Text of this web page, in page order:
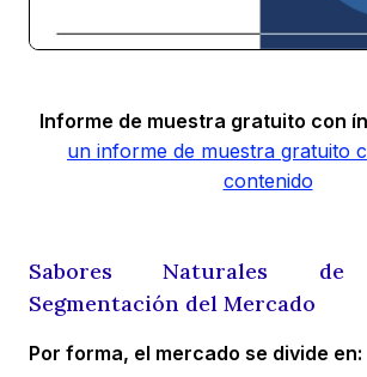
Informe de muestra gratuito con
un informe de muestra gratuito
contenido
Sabores Naturales de
Segmentación del Mercado
Por forma, el mercado se divide en: